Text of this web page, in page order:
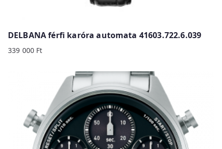
DELBANA férfi karóra automata 41603.722.6.039
339 000 Ft